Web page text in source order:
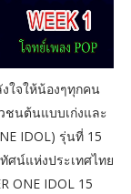
ใจให้น้องๆทุกคน
ชนต้นแบบเก่งและ
IDOL) รุ่นที่ 15
ศน์แห่งประเทศไทย
ONE IDOL 15